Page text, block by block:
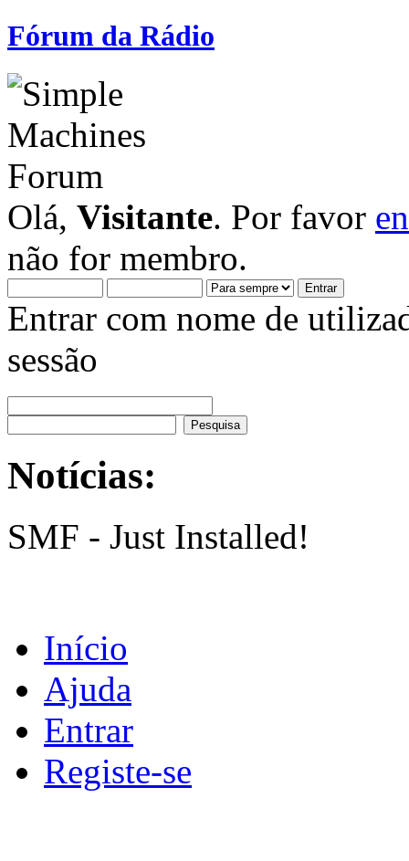
Fórum da Rádio
Olá, Visitante. Por favor
não for membro.
Entrar com nome de
sessão
Notícias:
SMF - Just Installed!
Início
Ajuda
Entrar
Registe-se